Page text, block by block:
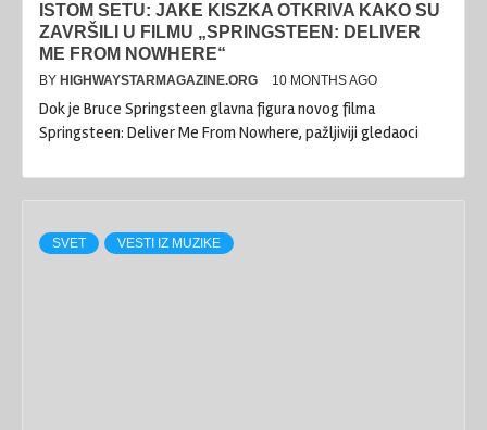
ISTOM SETU: JAKE KISZKA OTKRIVA KAKO SU
ZAVRŠILI U FILMU „SPRINGSTEEN: DELIVER
ME FROM NOWHERE“
BY HIGHWAYSTARMAGAZINE.ORG 10 MONTHS AGO
Dok je Bruce Springsteen glavna figura novog filma
Springsteen: Deliver Me From Nowhere, pažljiviji gledaoci
SVET VESTI IZ MUZIKE